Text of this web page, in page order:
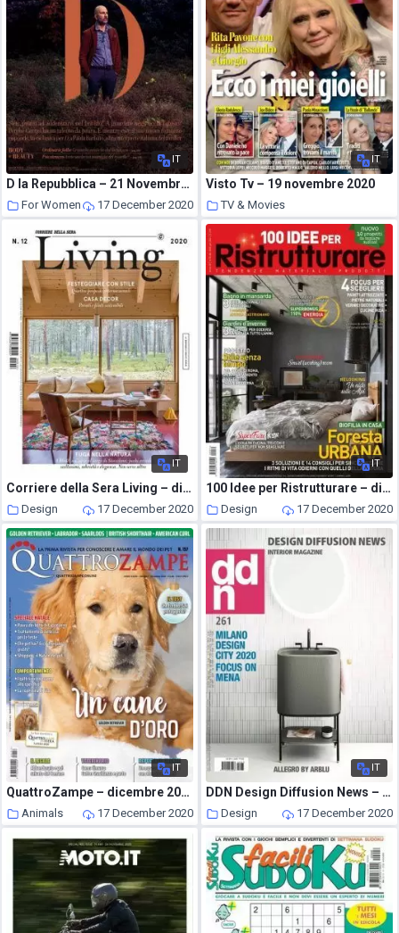
IT
D la Repubblica – 21 Novembre 2020
For Women 17 December 2020
IT
Visto Tv – 19 novembre 2020
TV & Movies
17 December 2020
IT
Corriere della Sera Living – dicembre 2020
Design 17 December 2020
IT
100 Idee per Ristrutturare – dicembre 2020
Design 17 December 2020
IT
QuattroZampe – dicembre 2020
Animals 17 December 2020
IT
DDN Design Diffusion News – Novembre 2020
Design 17 December 2020